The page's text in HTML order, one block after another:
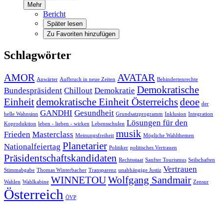
Mehr
Bericht
Später lesen
Zu Favoriten hinzufügen
Schlagwörter
AMOR Anwärter Aufbruch in neue Zeiten AVATAR Behindertenrechte
Bundespräsident Chillout Demokratie Demokratische
Einheitdemokratische Einheit Österreichsdeoe der
helle Wahnsinn GANDHI Gesundheit Grundsatzprogramm Inklusion Integration
Koproduktion leben - lieben - wirken Lebensschulen Lösungen für den
Frieden Masterclass Meinungsfreiheit musik Mögliche Wahlthemen
Nationalfeiertag Planetarier Politiker politisches Vertrauen
Präsidentschaftskandidaten Rechtsstaat Sanfter Tourismus Seilschaften
Stimmabgabe Thomas Winterbacher Transparenz unabhängige Justiz Vertrauen
Wahlen Wahlkabine WINNETOUWolfgang Sandmair Zensur
Österreich ÖVP